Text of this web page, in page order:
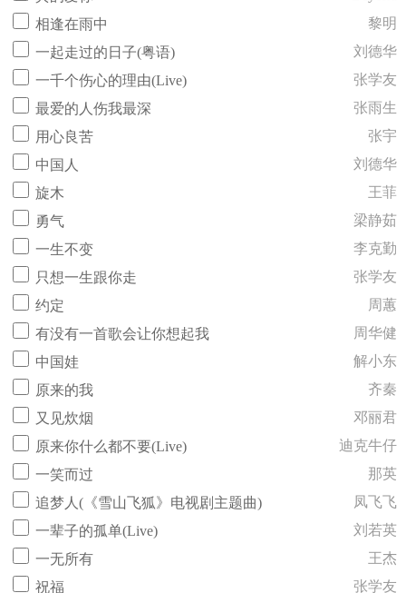
相逢在雨中
黎明
一起走过的日子(粤语)
刘德华
一千个伤心的理由(Live)
张学友
最爱的人伤我最深
张雨生
用心良苦
张宇
中国人
刘德华
旋木
王菲
勇气
梁静茹
一生不变
李克勤
只想一生跟你走
张学友
约定
周蕙
有没有一首歌会让你想起我
周华健
中国娃
解小东
原来的我
齐秦
又见炊烟
邓丽君
原来你什么都不要(Live)
迪克牛仔
一笑而过
那英
追梦人(《雪山飞狐》电视剧主题曲)
凤飞飞
一辈子的孤单(Live)
刘若英
一无所有
王杰
祝福
张学友